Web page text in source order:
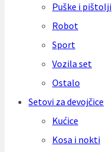
Puške i pištolji
Robot
Sport
Vozila set
Ostalo
Setovi za devojčice
Kućice
Kosa i nokti